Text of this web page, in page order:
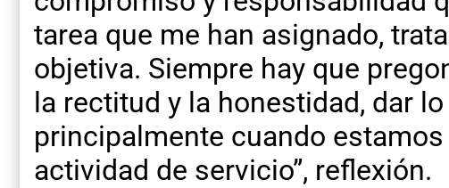
tarea que me han asignado,
objetiva. Siempre hay que
la rectitud y la honestidad, dar
principalmente cuando
actividad de servicio”, reflexión.